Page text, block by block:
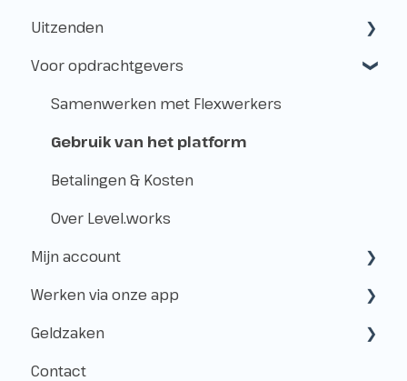
Starten als freelancer
Kvk & btw-id
Verzekeringen
Belastingen
Uitzenden
Hoe werkt het uitzenden?
Freelancen en uitzenden
Aanmelden voor klussen
Vóór de Klus!
Op de Klus
Na de Klus!
Geldzaken
AFAS Pocket App
Voor opdrachtgevers
Samenwerken met Flexwerkers
Gebruik van het platform
Betalingen & Kosten
Over Level.works
Mijn account
Aanmaken & toegang
Beheer
Werken via onze app
Aanmeldingen
Shifts
Geldzaken
Betaling
Contact